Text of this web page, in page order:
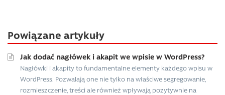
Powiązane artykuły
Jak dodać nagłówek i akapit we wpisie w WordPress?
Nagłówki i akapity to fundamentalne elementy każdego wpisu w
WordPress. Pozwalają one nie tylko na właściwe segregowanie,
rozmieszczenie, treści ale również wpływają pozytywnie na